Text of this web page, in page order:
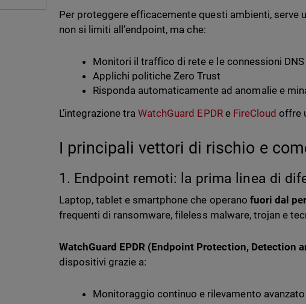
Per proteggere efficacemente questi ambienti, serve
non si limiti all’endpoint, ma che:
Monitori il traffico di rete e le connessioni DNS
Applichi politiche Zero Trust
Risponda automaticamente ad anomalie e
L’integrazione traWatchGuard EPDRe FireCloud offre
I principali vettori di rischio e
1. Endpoint remoti: la prima linea di
Laptop, tablet e smartphone che operano fuori dal
frequenti di ransomware, fileless malware, trojan e
WatchGuard EPDR (Endpoint Protection, Detection
dispositivi grazie a:
Monitoraggio continuo e rilevamento